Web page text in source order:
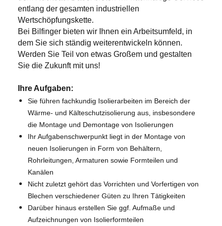
entlang der gesamten industriellen
Wertschöpfungskette.
Bei Bilfinger bieten wir Ihnen ein Arbeitsumfeld, in
dem Sie sich ständig weiterentwickeln können.
Werden Sie Teil von etwas Großem und gestalten
Sie die Zukunft mit uns!
Ihre Aufgaben:
Sie führen fachkundig Isolierarbeiten im Bereich der
Wärme- und Kälteschutzisolierung aus, insbesondere
die Montage und Demontage von Isolierungen
Ihr Aufgabenschwerpunkt liegt in der Montage von
neuen Isolierungen in Form von Behältern,
Rohrleitungen, Armaturen sowie Formteilen und
Kanälen
Nicht zuletzt gehört das Vorrichten und Vorfertigen von
Blechen verschiedener Güten zu Ihren Tätigkeiten
Darüber hinaus erstellen Sie ggf. Aufmaße und
Aufzeichnungen von Isolierformteilen